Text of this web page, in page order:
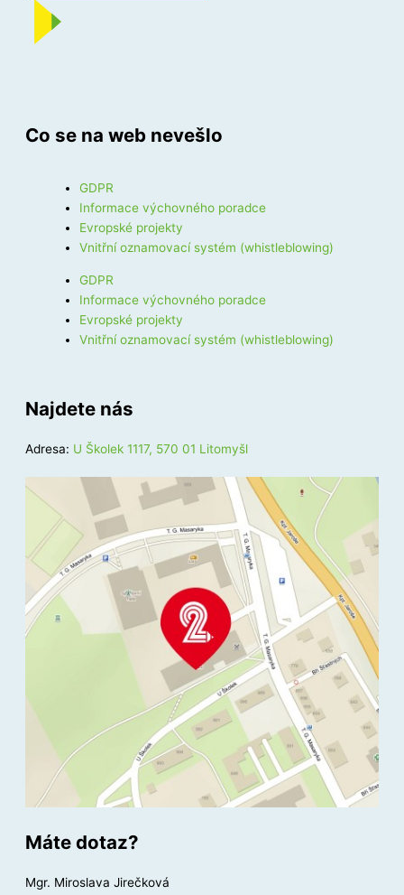
Co se na web nevešlo
GDPR
Informace výchovného poradce
Evropské projekty
Vnitřní oznamovací systém (whistleblowing)
GDPR
Informace výchovného poradce
Evropské projekty
Vnitřní oznamovací systém (whistleblowing)
Najdete nás
Adresa: U Školek 1117, 570 01 Litomyšl
Máte dotaz?
Mgr. Miroslava Jirečková